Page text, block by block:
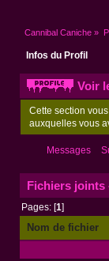
Cannibal Caniche »
Infos du Profil
Voir
Cette section
auxquelles vous
Messages
Fichiers joints
Pages: [1]
Nom de fichier